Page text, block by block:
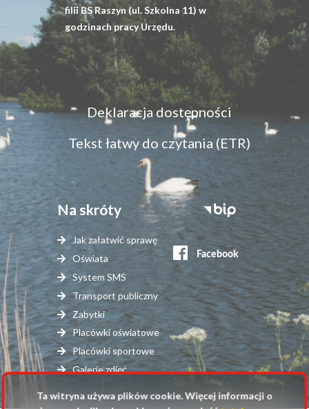
filii BS Raszyn (ul. Szkolna 11) w
godzinach pracy Urzędu.
Menu
dostępność
Deklaracja dostępności
Tekst łatwy do czytania (ETR)
Na skróty
Jak załatwić sprawę
Oświata
System SMS
Transport publiczny
Zabytki
Placówki oświatowe
Placówki sportowe
Galerie zdjęć
Stopka
serwisy
zewnętrzne
Ta witryna używa plików cookie. Więcej informacji o